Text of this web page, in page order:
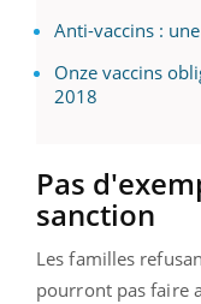
Anti-vaccins :
Onze vaccins
2018
Pas
sanction
Les familles
pourront pas faire